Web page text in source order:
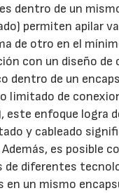
dentro de un
permiten apilar
de otro en el
con un diseño de
dentro de un
limitado de
este enfoque logra
y cableado
es posible
de diferentes
en un mismo